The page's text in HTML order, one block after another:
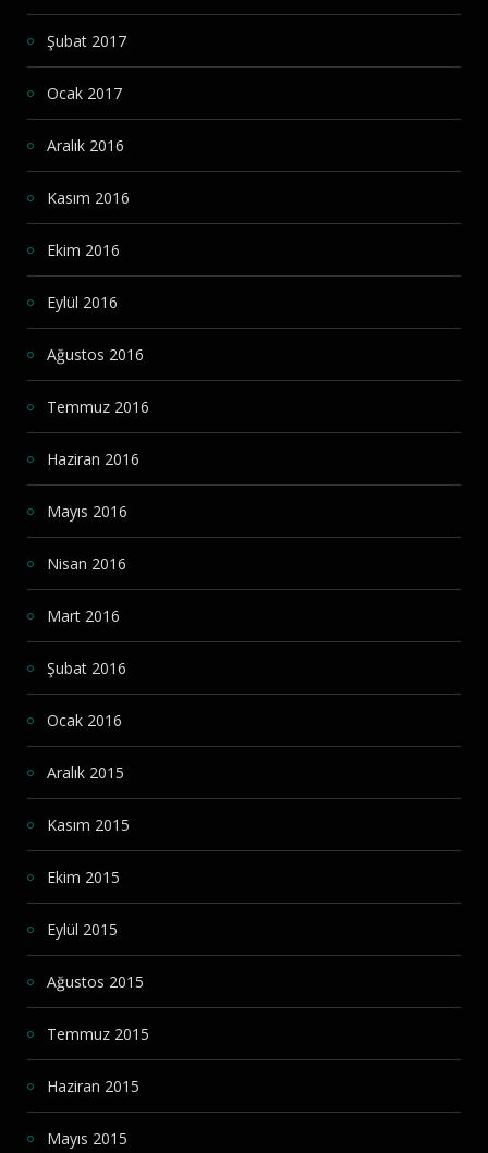
Şubat 2017
Ocak 2017
Aralık 2016
Kasım 2016
Ekim 2016
Eylül 2016
Ağustos 2016
Temmuz 2016
Haziran 2016
Mayıs 2016
Nisan 2016
Mart 2016
Şubat 2016
Ocak 2016
Aralık 2015
Kasım 2015
Ekim 2015
Eylül 2015
Ağustos 2015
Temmuz 2015
Haziran 2015
Mayıs 2015